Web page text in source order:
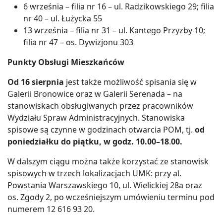
6 września – filia nr 16 – ul. Radzikowskiego 29; filia
nr 40 – ul. Łużycka 55
13 września – filia nr 31 – ul. Kantego Przyzby 10;
filia nr 47 – os. Dywizjonu 303
Punkty Obsługi Mieszkańców
Od 16 sierpnia jest także możliwość spisania się w
Galerii Bronowice oraz w Galerii Serenada – na
stanowiskach obsługiwanych przez pracowników
Wydziału Spraw Administracyjnych. Stanowiska
spisowe są czynne w godzinach otwarcia POM, tj. od
poniedziałku do piątku, w godz. 10.00–18.00.
W dalszym ciągu można także korzystać ze stanowisk
spisowych w trzech lokalizacjach UMK: przy al.
Powstania Warszawskiego 10, ul. Wielickiej 28a oraz
os. Zgody 2, po wcześniejszym umówieniu terminu pod
numerem 12 616 93 20.